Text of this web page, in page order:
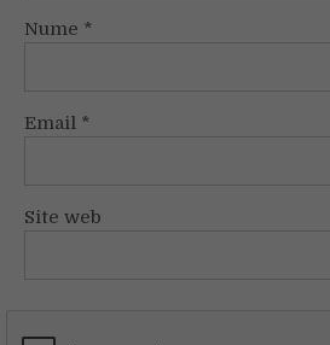
Nume *
Email *
Site web